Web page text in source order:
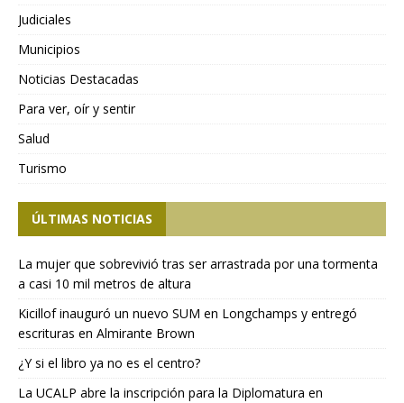
Judiciales
Municipios
Noticias Destacadas
Para ver, oír y sentir
Salud
Turismo
ÚLTIMAS NOTICIAS
La mujer que sobrevivió tras ser arrastrada por una tormenta
a casi 10 mil metros de altura
Kicillof inauguró un nuevo SUM en Longchamps y entregó
escrituras en Almirante Brown
¿Y si el libro ya no es el centro?
La UCALP abre la inscripción para la Diplomatura en